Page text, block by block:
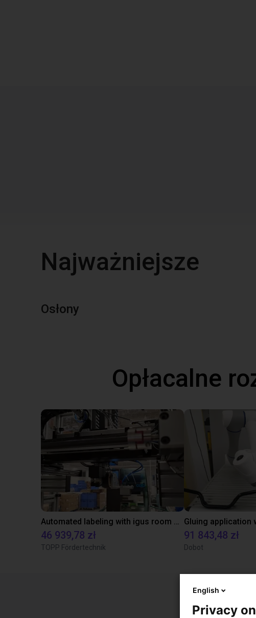
Najważniejsze
Osłony
Opłacalne
Automated labeling with igus room gantry and a cab label printer
46 939,78 zł
TOPP Fördertechnik
91 843,48 zł
Dobot
English
Privacy